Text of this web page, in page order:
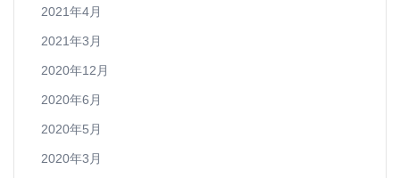
2021年4月
2021年3月
2020年12月
2020年6月
2020年5月
2020年3月